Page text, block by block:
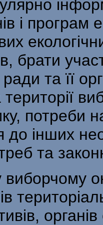
і програм
брати
ради та її
потреби
до інших
та
виборчому